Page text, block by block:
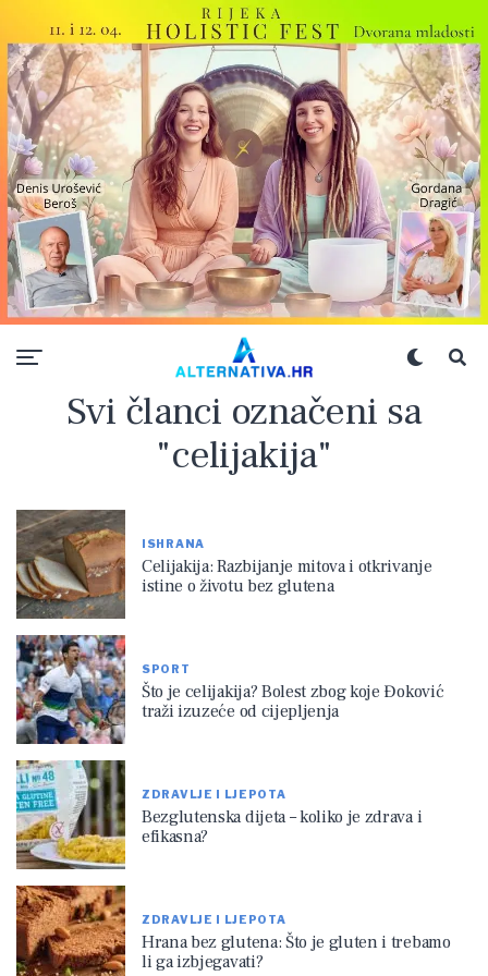
Svi članci označeni sa
"celijakija"
ISHRANA
Celijakija: Razbijanje mitova i otkrivanje
istine o životu bez glutena
SPORT
Što je celijakija? Bolest zbog koje Đoković
traži izuzeće od cijepljenja
ZDRAVLJE I LJEPOTA
Bezglutenska dijeta – koliko je zdrava i
efikasna?
ZDRAVLJE I LJEPOTA
Hrana bez glutena: Što je gluten i trebamo
li ga izbjegavati?